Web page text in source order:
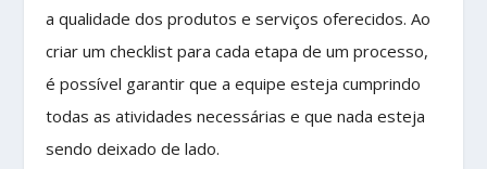
a qualidade dos produtos e serviços oferecidos. Ao
criar um checklist para cada etapa de um processo,
é possível garantir que a equipe esteja cumprindo
todas as atividades necessárias e que nada esteja
sendo deixado de lado.